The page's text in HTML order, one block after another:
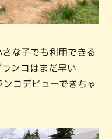
な子でも利用できる
ンコはまだ早い
コデビューできちゃ